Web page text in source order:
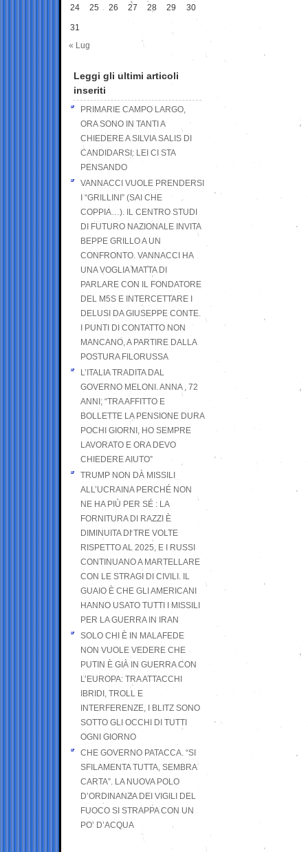
24 25 26 27 28 29 30
31
« Lug
Leggi gli ultimi articoli
inseriti
PRIMARIE CAMPO LARGO,
ORA SONO IN TANTI A
CHIEDERE A SILVIA SALIS DI
CANDIDARSI: LEI CI STA
PENSANDO
VANNACCI VUOLE PRENDERSI
I “GRILLINI” (SAI CHE
COPPIA…). IL CENTRO STUDI
DI FUTURO NAZIONALE INVITA
BEPPE GRILLO A UN
CONFRONTO. VANNACCI HA
UNA VOGLIA MATTA DI
PARLARE CON IL FONDATORE
DEL M5S E INTERCETTARE I
DELUSI DA GIUSEPPE CONTE.
I PUNTI DI CONTATTO NON
MANCANO, A PARTIRE DALLA
POSTURA FILORUSSA
L’ITALIA TRADITA DAL
GOVERNO MELONI. ANNA , 72
ANNI; “TRA AFFITTO E
BOLLETTE LA PENSIONE DURA
POCHI GIORNI, HO SEMPRE
LAVORATO E ORA DEVO
CHIEDERE AIUTO”
TRUMP NON DÀ MISSILI
ALL’UCRAINA PERCHÉ NON
NE HA PIÙ PER SÉ : LA
FORNITURA DI RAZZI È
DIMINUITA DI TRE VOLTE
RISPETTO AL 2025, E I RUSSI
CONTINUANO A MARTELLARE
CON LE STRAGI DI CIVILI. IL
GUAIO È CHE GLI AMERICANI
HANNO USATO TUTTI I MISSILI
PER LA GUERRA IN IRAN
SOLO CHI È IN MALAFEDE
NON VUOLE VEDERE CHE
PUTIN È GIÀ IN GUERRA CON
L’EUROPA: TRA ATTACCHI
IBRIDI, TROLL E
INTERFERENZE, I BLITZ SONO
SOTTO GLI OCCHI DI TUTTI
OGNI GIORNO
CHE GOVERNO PATACCA. “SI
SFILAMENTA TUTTA, SEMBRA
CARTA”. LA NUOVA POLO
D’ORDINANZA DEI VIGILI DEL
FUOCO SI STRAPPA CON UN
PO’ D’ACQUA